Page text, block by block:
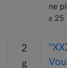
ne
25
2